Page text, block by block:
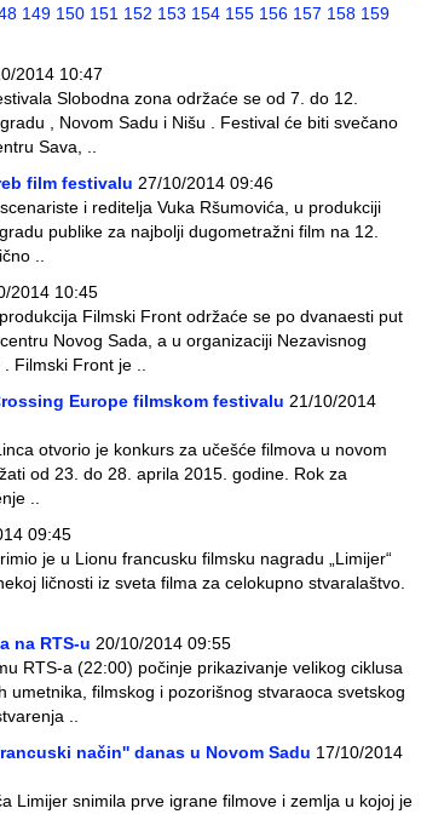
149 150 151 152 153 154 155 156 157 158 159
2014 10:47
Slobodna zona održaće se od 7. do 12.
, Novom Sadu i Nišu . Festival će biti svečano
Sava, ..
film festivalu 27/10/2014 09:46
i reditelja Vuka Ršumovića, u produkciji
publike za najbolji dugometražni film na 12.
..
2014 10:45
Filmski Front održaće se po dvanaesti put
Novog Sada, a u organizaciji Nezavisnog
Filmski Front je ..
Europe filmskom festivalu 21/10/2014
otvorio je konkurs za učešće filmova u novom
od 23. do 28. aprila 2015. godine. Rok za
..
09:45
je u Lionu francusku filmsku nagradu „Limijer“
ličnosti iz sveta filma za celokupno stvaralaštvo.
na RTS-u 20/10/2014 09:55
RTS-a (22:00) počinje prikazivanje velikog ciklusa
umetnika, filmskog i pozorišnog stvaraoca svetskog
..
način'' danas u Novom Sadu 17/10/2014
Limijer snimila prve igrane filmove i zemlja u kojoj je